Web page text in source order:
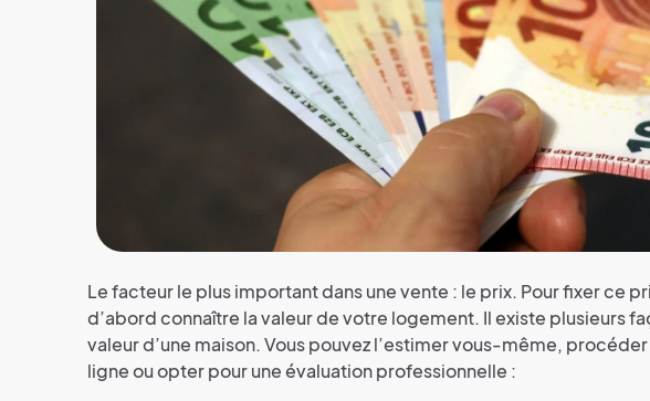
Le facteur le plus important dans une vente : le prix. Pour fixer ce
d’abord connaître la valeur de votre logement. Il existe plusieurs
valeur d’une maison. Vous pouvez l’estimer vous-même,
ligne ou opter pour une évaluation professionnelle :